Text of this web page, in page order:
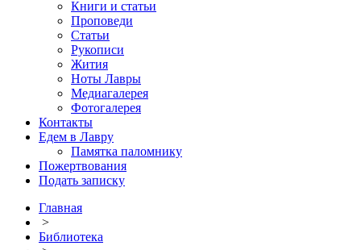
Книги и статьи
Проповеди
Статьи
Рукописи
Жития
Ноты Лавры
Медиагалерея
Фотогалерея
Контакты
Едем в Лавру
Памятка паломнику
Пожертвования
Подать записку
Главная
>
Библиотека